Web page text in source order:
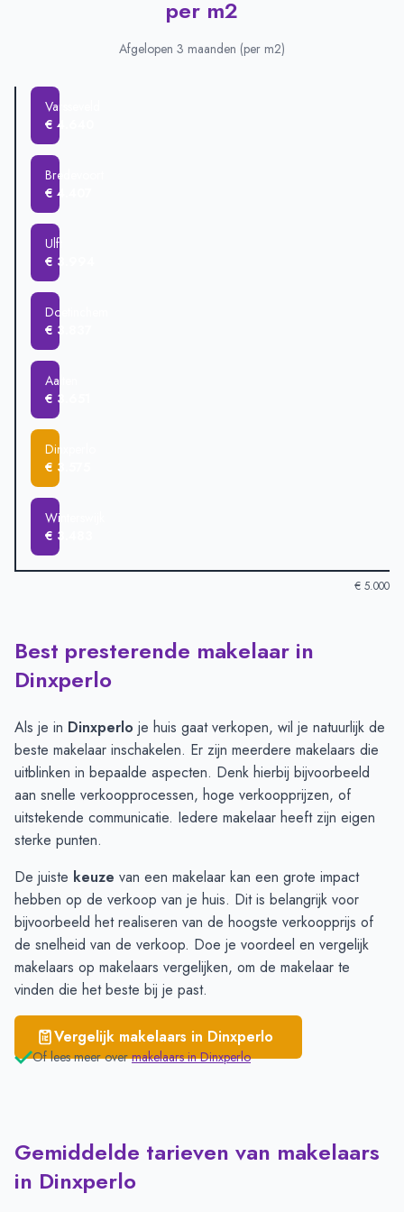
€ 449.170
€ 437.612
Doetinchem
Bredevoort
Winterswijk
per m2
Afgelopen 3 maanden (per m2)
Varsseveld
€ 4.640
Bredevoort
€ 4.407
Ulft
€ 3.994
Doetinchem
€ 3.837
Aalten
€ 3.651
Dinxperlo
€ 3.575
Winterswijk
€ 3.483
€ 5.000
Verkoopprijzen in andere plaatsen per m2-Afgelopen 3
Plaats
Varsseveld
Bredevoort
€ 4.407
Ulft
€ 3.994
Doetinchem
€ 3.837
€ 3.651
Dinxperlo
€ 3.575
Winterswijk
Best presterende makelaar in
Dinxperlo
Als je in Dinxperlo je huis gaat verkopen, wil je natuurlijk de
beste makelaar inschakelen. Er zijn meerdere makelaars die
uitblinken in bepaalde aspecten. Denk hierbij bijvoorbeeld
aan snelle verkoopprocessen, hoge verkoopprijzen, of
uitstekende communicatie. Iedere makelaar heeft zijn eigen
sterke punten.
De juiste keuze van een makelaar kan een grote impact
hebben op de verkoop van je huis. Dit is belangrijk voor
bijvoorbeeld het realiseren van de hoogste verkoopprijs of
de snelheid van de verkoop. Doe je voordeel en vergelijk
makelaars op makelaars vergelijken, om de makelaar te
vinden die het beste bij je past.
Vergelijk makelaars in Dinxperlo
Of lees meer over makelaars inDinxperlo
Gemiddelde tarieven van makelaars
in Dinxperlo